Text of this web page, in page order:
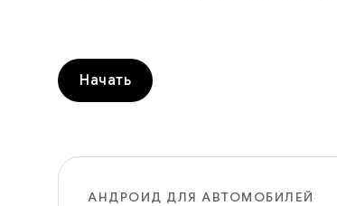
Начать
АНДРОИД ДЛЯ АВТОМОБИЛЕЙ